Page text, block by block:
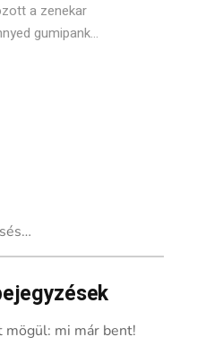
a zenekar
gumipank...
mögül: mi már bent!